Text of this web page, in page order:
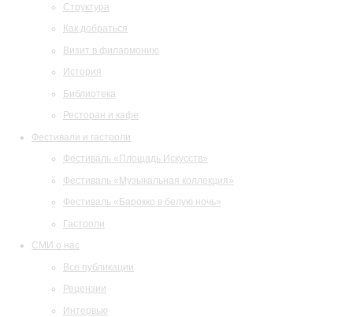
Структура
Как добраться
Визит в филармонию
История
Библиотека
Ресторан и кафе
Фестивали и гастроли
Фестиваль «Площадь Искусств»
Фестиваль «Музыкальная коллекция»
Фестиваль «Барокко в белую ночь»
Гастроли
СМИ о нас
Все публикации
Рецензии
Интервью